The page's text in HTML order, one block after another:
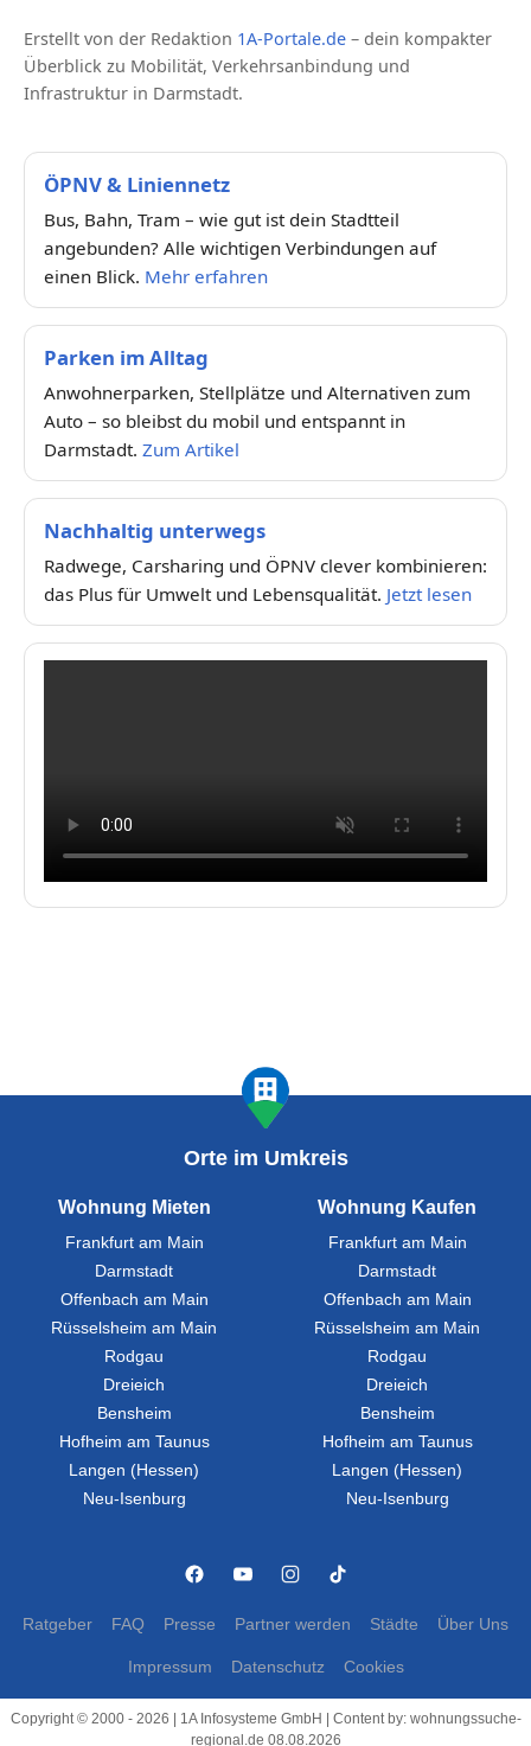
Erstellt von der Redaktion 1A-Portale.de – dein kompakter
Überblick zu Mobilität, Verkehrsanbindung und
Infrastruktur in Darmstadt.
ÖPNV & Liniennetz
Bus, Bahn, Tram – wie gut ist dein Stadtteil
angebunden? Alle wichtigen Verbindungen auf
einen Blick. Mehr erfahren
Parken im Alltag
Anwohnerparken, Stellplätze und Alternativen zum
Auto – so bleibst du mobil und entspannt in
Darmstadt. Zum Artikel
Nachhaltig unterwegs
Radwege, Carsharing und ÖPNV clever kombinieren:
das Plus für Umwelt und Lebensqualität. Jetzt lesen
Orte im Umkreis
Wohnung Mieten
Frankfurt am Main
Darmstadt
Offenbach am Main
Rüsselsheim am Main
Rodgau
Dreieich
Bensheim
Hofheim am Taunus
Langen (Hessen)
Neu-Isenburg
Wohnung Kaufen
Frankfurt am Main
Darmstadt
Offenbach am Main
Rüsselsheim am Main
Rodgau
Dreieich
Bensheim
Hofheim am Taunus
Langen (Hessen)
Neu-Isenburg
Ratgeber FAQ Presse Partner werden Städte Über Uns
Impressum Datenschutz Cookies
Copyright © 2000 - 2026 | 1A Infosysteme GmbH | Content by: wohnungssuche-
regional.de 08.08.2026